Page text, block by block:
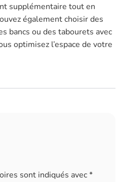
supplémentaire tout en
également choisir des
bancs ou des tabourets avec
optimisez l’espace de votre
sont indiqués avec*